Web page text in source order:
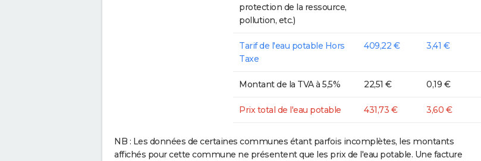
protection de la ressource,
pollution, etc.)
Tarif de l'eau potable Hors
Taxe
409,22 € 3,41 €
Montant de la TVA à 5,5% 22,51 € 0,19 €
Prix total de l'eau potable 431,73 € 3,60 €
NB : Les données de certaines communes étant parfois incomplètes, les montants
affichés pour cette commune ne présentent que les prix de l'eau potable. Une facture